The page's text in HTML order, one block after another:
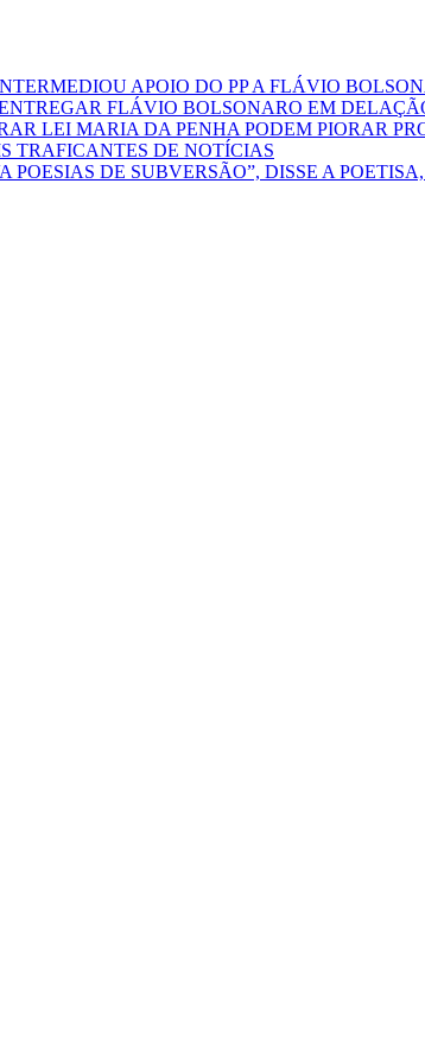
APOIO DO PP A FLÁVIO
FLÁVIO BOLSONARO EM
LEI MARIA DA PENHA PODEM PIORAR
TRAFICANTES DE NOTÍCIAS
POESIAS DE SUBVERSÃO”, DISSE A